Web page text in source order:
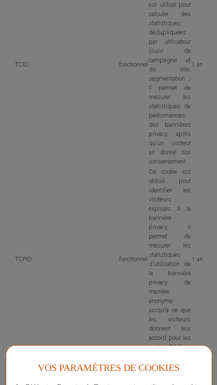
TCID fonctionnel
est utilisé pour
calculer des
statistiques
dédupliquées
par utilisateur
(suivi de
campagne et
du site,
segmentation…)
Il permet de
mesurer les
statistiques de
performances
des bannières
privacy après
qu'un visiteur
ait donné son
consentement.
1 an
TCPID fonctionnel
Ce cookie est
utilisé pour
identifier les
visiteurs
exposés à la
bannière
privacy. Il
permet de
mesurer les
statistiques
d'utilisation de
la bannière
privacy de
manière
anonyme
jusqu'à ce que
les visiteurs
donnent leur
accord pour les
cookies TCID.
1 an
Consentement
VOS PARAMÈTRES DE COOKIES